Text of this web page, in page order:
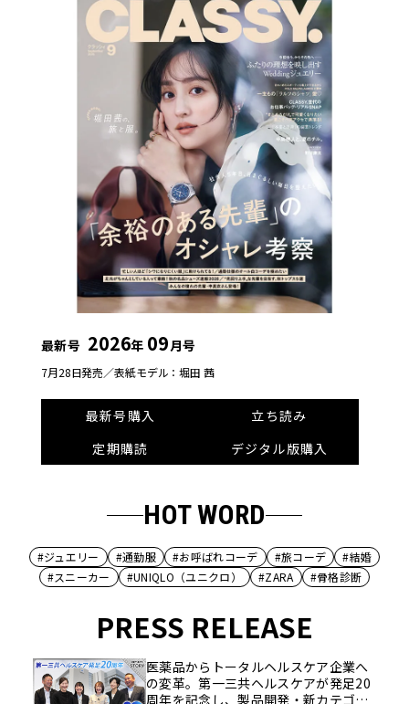
最新号 2026年 09月号
7月28日発売／表紙モデル：堀田 茜
最新号購入
立ち読み
定期購読
デジタル版購入
HOT WORD
#ジュエリー #通勤服 #お呼ばれコーデ #旅コーデ
#結婚
#スニーカー
#UNIQLO（ユニクロ） #ZARA #骨格診断
PRESS RELEASE
医薬品からトータルヘルスケア企業へ
の変革。第一三共ヘルスケアが発足20
周年を記念し、製品開発・新カテゴリ